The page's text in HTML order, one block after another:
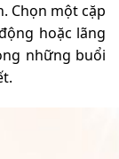
Chọn một cặp
hoặc lãng
những buổi